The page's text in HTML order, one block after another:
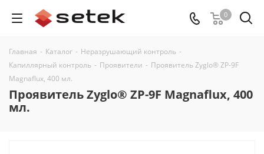
0
Главная - Каталог - Неразрушающий контроль -
Капиллярный контроль - Проявители - Проявитель Zyglo® ZP-9F
Magnaflux, 400 мл.
Проявитель Zyglo® ZP-9F Magnaflux, 400
мл.